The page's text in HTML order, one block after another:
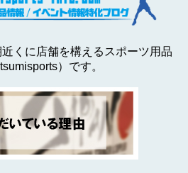
くに店舗を構えるスポーツ用品
）です。